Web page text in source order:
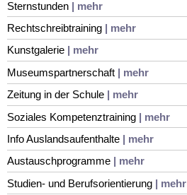
Sternstunden | mehr
Rechtschreibtraining | mehr
Kunstgalerie | mehr
Museumspartnerschaft | mehr
Zeitung in der Schule | mehr
Soziales Kompetenztraining | mehr
Info Auslandsaufenthalte | mehr
Austauschprogramme | mehr
Studien- und Berufsorientierung | mehr